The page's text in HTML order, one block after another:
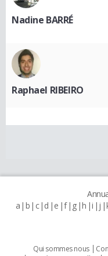
Nadine BARRÉ
Raphael RIBEIRO
a b c d e f g h i j
Qui sommes nous